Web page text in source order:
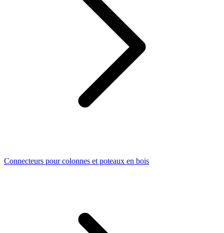
Connecteurs pour colonnes et poteaux en bois